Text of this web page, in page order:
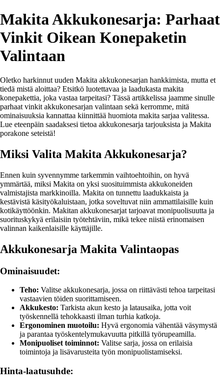
Makita Akkukonesarja: Parhaat
Vinkit Oikean Konepaketin
Valintaan
Oletko harkinnut uuden Makita akkukonesarjan hankkimista, mutta et
tiedä mistä aloittaa? Etsitkö luotettavaa ja laadukasta makita
konepakettia, joka vastaa tarpeitasi? Tässä artikkelissa jaamme sinulle
parhaat vinkit akkukonesarjan valintaan sekä kerromme, mitä
ominaisuuksia kannattaa kiinnittää huomiota makita sarjaa valitessa.
Lue eteenpäin saadaksesi tietoa akkukonesarja tarjouksista ja Makita
porakone seteistä!
Miksi Valita Makita Akkukonesarja?
Ennen kuin syvennymme tarkemmin vaihtoehtoihin, on hyvä
ymmärtää, miksi Makita on yksi suosituimmista akkukoneiden
valmistajista markkinoilla. Makita on tunnettu laadukkaista ja
kestävistä käsityökaluistaan, jotka soveltuvat niin ammattilaisille kuin
kotikäyttöönkin. Makitan akkukonesarjat tarjoavat monipuolisuutta ja
suorituskykyä erilaisiin työtehtäviin, mikä tekee niistä erinomaisen
valinnan kaikenlaisille käyttäjille.
Akkukonesarja Makita Valintaopas
Ominaisuudet:
Teho: Valitse akkukonesarja, jossa on riittävästi tehoa tarpeitasi
vastaavien töiden suorittamiseen.
Akkukesto: Tarkista akun kesto ja latausaika, jotta voit
työskennellä tehokkaasti ilman turhia katkoja.
Ergonominen muotoilu: Hyvä ergonomia vähentää väsymystä
ja parantaa työskentelymukavuutta pitkillä työrupeamilla.
Monipuoliset toiminnot: Valitse sarja, jossa on erilaisia
toimintoja ja lisävarusteita työn monipuolistamiseksi.
Hinta-laatusuhde: